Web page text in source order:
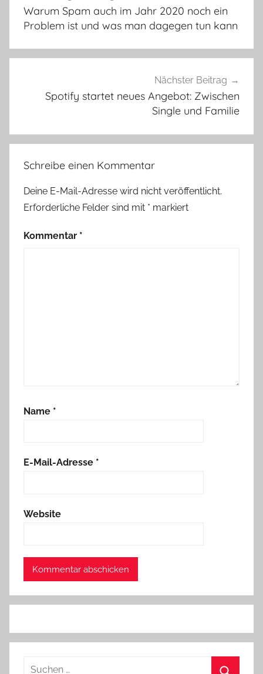
Warum Spam auch im Jahr 2020 noch ein
Problem ist und was man dagegen tun kann
Nächster Beitrag
Spotify startet neues Angebot: Zwischen
Single und Familie
Schreibe einen Kommentar
Deine E-Mail-Adresse wird nicht veröffentlicht.
Erforderliche Felder sind mit * markiert
Kommentar *
Name *
E-Mail-Adresse *
Website
Suchen